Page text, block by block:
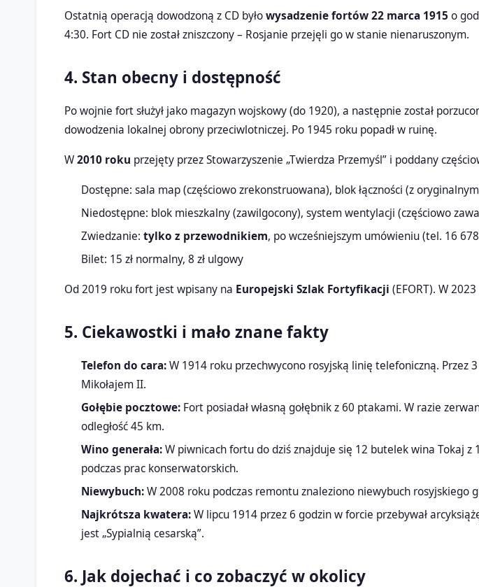
Ostatnią operacją dowodzoną z CD byłowysadzenie fortów 22 marca 1915 o
4:30. Fort CD nie został zniszczony – Rosjanie przejęli go w stanie nienaruszonym.
4. Stan obecny i dostępność
Po wojnie fort służył jako magazyn wojskowy (do 1920), a następnie został
dowodzenia lokalnej obrony przeciwlotniczej. Po 1945 roku popadł w ruinę.
W2010 roku przejęty przez Stowarzyszenie „Twierdza Przemyśl” i poddany
Dostępne: sala map (częściowo zrekonstruowana), blok łączności (z
Niedostępne: blok mieszkalny (zawilgocony), system wentylacji (częściowo
Zwiedzanie: tylko z przewodnikiem, po wcześniejszym umówieniu (tel. 16
Bilet: 15 zł normalny, 8 zł ulgowy
Od 2019 roku fort jest wpisany na Europejski Szlak Fortyfikacji (EFORT). W
5. Ciekawostki i mało znane fakty
Telefon do cara:W 1914 roku przechwycono rosyjską linię telefoniczną. Przez
Mikołajem II.
Gołębie pocztowe: Fort posiadał własną gołębnik z 60 ptakami. W razie
odległość 45 km.
Wino generała:W piwnicach fortu do dziś znajduje się 12 butelek wina Tokaj
podczas prac konserwatorskich.
Niewybuch:W 2008 roku podczas remontu znaleziono niewybuch
Najkrótsza kwatera:W lipcu 1914 przez 6 godzin w forcie przebywał
jest „Sypialnią cesarską”.
6. Jak dojechać i co zobaczyć w okolicy